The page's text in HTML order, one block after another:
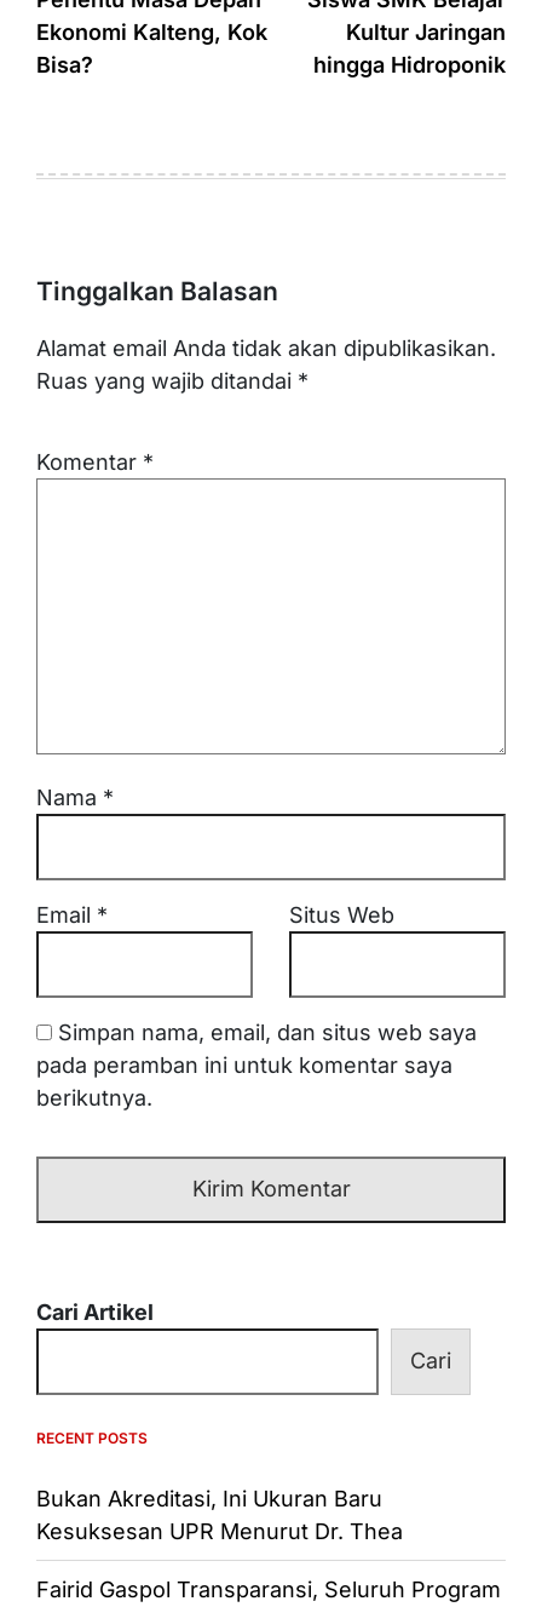
Ekonomi Kalteng, Kok
Bisa?
Kultur Jaringan
hingga Hidroponik
Tinggalkan Balasan
Alamat email Anda tidak akan dipublikasikan.
Ruas yang wajib ditandai *
Komentar *
Nama *
Email * Situs Web
Simpan nama, email, dan situs web saya
pada peramban ini untuk komentar saya
berikutnya.
Cari Artikel
Cari
RECENT POSTS
Bukan Akreditasi, Ini Ukuran Baru
Kesuksesan UPR Menurut Dr. Thea
Fairid Gaspol Transparansi, Seluruh Program